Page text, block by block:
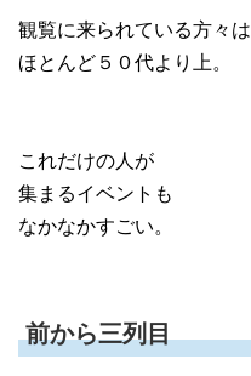
観覧に来られている方々は
ほとんど５０代より上。
これだけの人が
集まるイベントも
なかなかすごい。
前から三列目